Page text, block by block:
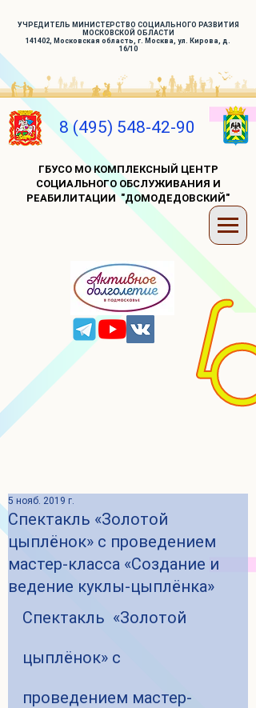
УЧРЕДИТЕЛЬ МИНИСТЕРСТВО СОЦИАЛЬНОГО РАЗВИТИЯ
МОСКОВСКОЙ ОБЛАСТИ
141402, Московская область, г. Москва, ул. Кирова, д.
16/10
8 (495) 548-42-90
ГБУСО МО КОМПЛЕКСНЫЙ ЦЕНТР
СОЦИАЛЬНОГО ОБСЛУЖИВАНИЯ И
РЕАБИЛИТАЦИИ "ДОМОДЕДОВСКИЙ"
Cпектакль «Золотой
цыплёнок» c проведением
мастер-класса «Создание и
ведение куклы-цыплёнка»
5 нояб. 2019 г.
Cпектакль  «Золотой
цыплёнок» c
проведением мастер-